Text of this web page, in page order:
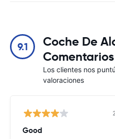
9.1
Coche De
Comentarios
Los clientes nos
valoraciones
Good